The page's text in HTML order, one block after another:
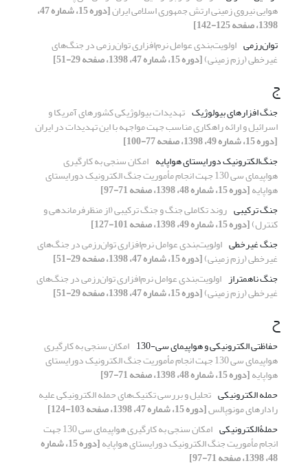
هوایی نیروی زمینی ارتش جمهوری اسلامی ایران [دوره 15، شماره 47،
1398، صفحه 125-142]
توان‌رزمی اولویت‌بندی عوامل نرم‌افزاری توان‌رزمی در جنگ‌های
غیر‌خطی (رزم زمینی)[دوره 15، شماره 47، 1398، صفحه 29-51]
ج
جنگ افزارهای بیولوژیک تهدیدات بیولوژیکی کشورهای آمریکا و
اسرائیل و ارائه راهکاری مناسب جهت مواجهه با این تهدیدات در ایران
[دوره 15، شماره 49، 1398، صفحه 77-100]
جنگ‌الکترونیک دورایستای هواپایه امکان سنجی به کارگیری
هواپیمای سی 130 جهت انجام مأموریت جنگ الکترونیک دورایستای
هواپایه[دوره 15، شماره 48، 1398، صفحه 71-97]
جنگ ترکیبی روند تکاملی جنگ و جنگ ترکیبی (از منظرفرماندهی و
کنترل)[دوره 15، شماره 49، 1398، صفحه 101-127]
جنگ غیر‌خطی اولویت‌بندی عوامل نرم‌افزاری توان‌رزمی در جنگ‌های
غیر‌خطی (رزم زمینی)[دوره 15، شماره 47، 1398، صفحه 29-51]
جنگ ناهمتراز اولویت‌بندی عوامل نرم‌افزاری توان‌رزمی در جنگ‌های
غیر‌خطی (رزم زمینی)[دوره 15، شماره 47، 1398، صفحه 29-51]
ح
حفاظتی الکترونیکی و هواپیمای سی-130 امکان سنجی به کارگیری
هواپیمای سی 130 جهت انجام مأموریت جنگ الکترونیک دورایستای
هواپایه[دوره 15، شماره 48، 1398، صفحه 71-97]
حمله الکترونیکی تحلیل و بررسی تکنیک‌های حمله الکترونیکی علیه
رادارهای مونوپالس[دوره 15، شماره 47، 1398، صفحه 103-124]
حملۀالکترونیکی
امکان سنجی به کارگیری هواپیمای سی 130 جهت
انجام مأموریت جنگ الکترونیک دورایستای هواپایه [دوره 15، شماره
48، 1398، صفحه 71-97]